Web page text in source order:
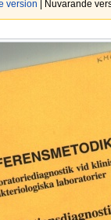
version | Nuvarande